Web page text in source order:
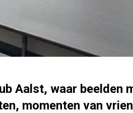
Aalst, waar beelden
momenten van